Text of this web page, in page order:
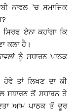
ਨਾਵਲ ’ਚ ਸਮਾਜਿਕ
ਏਨਾ ਕਹਾਂਗਾ ਕਿ
ਕਲਾ ਹੈ।
ਨੂੰ ਸਧਾਰਨ ਪਾਠਕ
ਤਾਂ ਲਿਖਣ ਦਾ ਕੀ
ਸਧਾਰਨ ਤੋਂ ਸਧਾਰਨ ਤੇ
ਆਮ ਪਾਠਕ ਤੋਂ ਦੂਰ